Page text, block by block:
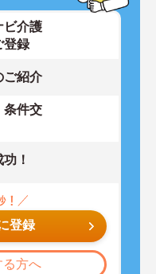
ビ介護
登録
ご紹介
条件交
！
登録
る方へ